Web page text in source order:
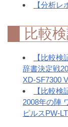
【分析
比較
【比較
辞書決定戦
XD-SF7300
【比較
2008年の陣
ピルスPW-